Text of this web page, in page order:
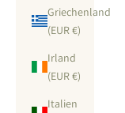
Griechenland
(EUR €)
Irland
(EUR €)
Italien